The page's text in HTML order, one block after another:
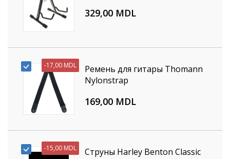
329,00 MDL
-17,00 MDL
Ремень для гитары Thomann
Nylonstrap
169,00 MDL
-15,00 MDL Струны Harley Benton Classic